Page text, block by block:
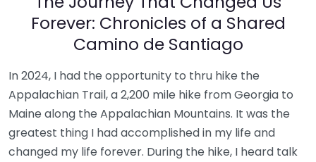
Forever: Chronicles of a Shared
Camino de Santiago
In 2024, I had the opportunity to thru hike the
Appalachian Trail, a 2,200 mile hike from Georgia to
Maine along the Appalachian Mountains. It was the
greatest thing I had accomplished in my life and
changed my life forever. During the hike, I heard talk